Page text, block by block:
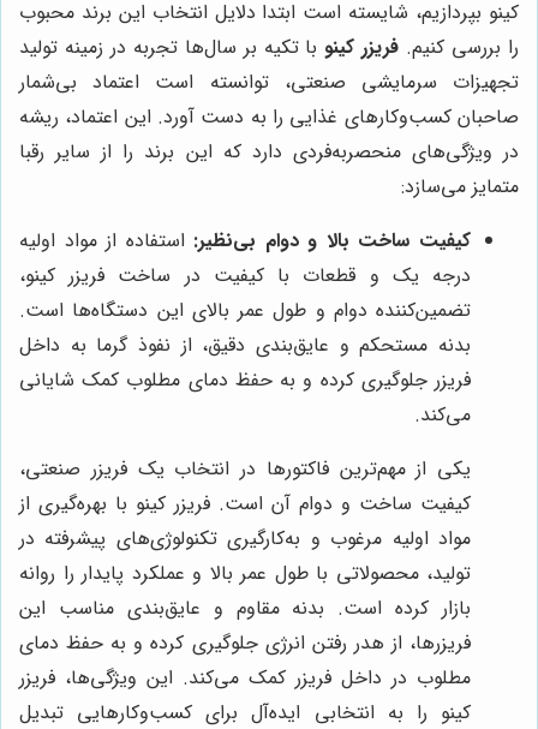
کینو بپردازیم، شایسته است ابتدا دلایل انتخاب این برند محبوب
را بررسی کنیم. فریزر کینو با تکیه بر سال‌ها تجربه در زمینه تولید
تجهیزات سرمایشی صنعتی، توانسته است اعتماد بی‌شمار
صاحبان کسب‌وکارهای غذایی را به دست آورد. این اعتماد، ریشه
در ویژگی‌های منحصربه‌فردی دارد که این برند را از سایر رقبا
متمایز می‌سازد:
کیفیت ساخت بالا و دوام بی‌نظیر: استفاده از مواد اولیه
درجه یک و قطعات با کیفیت در ساخت فریزر کینو،
تضمین‌کننده دوام و طول عمر بالای این دستگاه‌ها است.
بدنه مستحکم و عایق‌بندی دقیق، از نفوذ گرما به داخل
فریزر جلوگیری کرده و به حفظ دمای مطلوب کمک شایانی
می‌کند.
یکی از مهم‌ترین فاکتورها در انتخاب یک فریزر صنعتی،
کیفیت ساخت و دوام آن است. فریزر کینو با بهره‌گیری از
مواد اولیه مرغوب و به‌کارگیری تکنولوژی‌های پیشرفته در
تولید، محصولاتی با طول عمر بالا و عملکرد پایدار را روانه
بازار کرده است. بدنه مقاوم و عایق‌بندی مناسب این
فریزرها، از هدر رفتن انرژی جلوگیری کرده و به حفظ دمای
مطلوب در داخل فریزر کمک می‌کند. این ویژگی‌ها، فریزر
کینو را به انتخابی ایده‌آل برای کسب‌وکارهایی تبدیل